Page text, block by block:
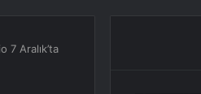
7 Aralık’ta